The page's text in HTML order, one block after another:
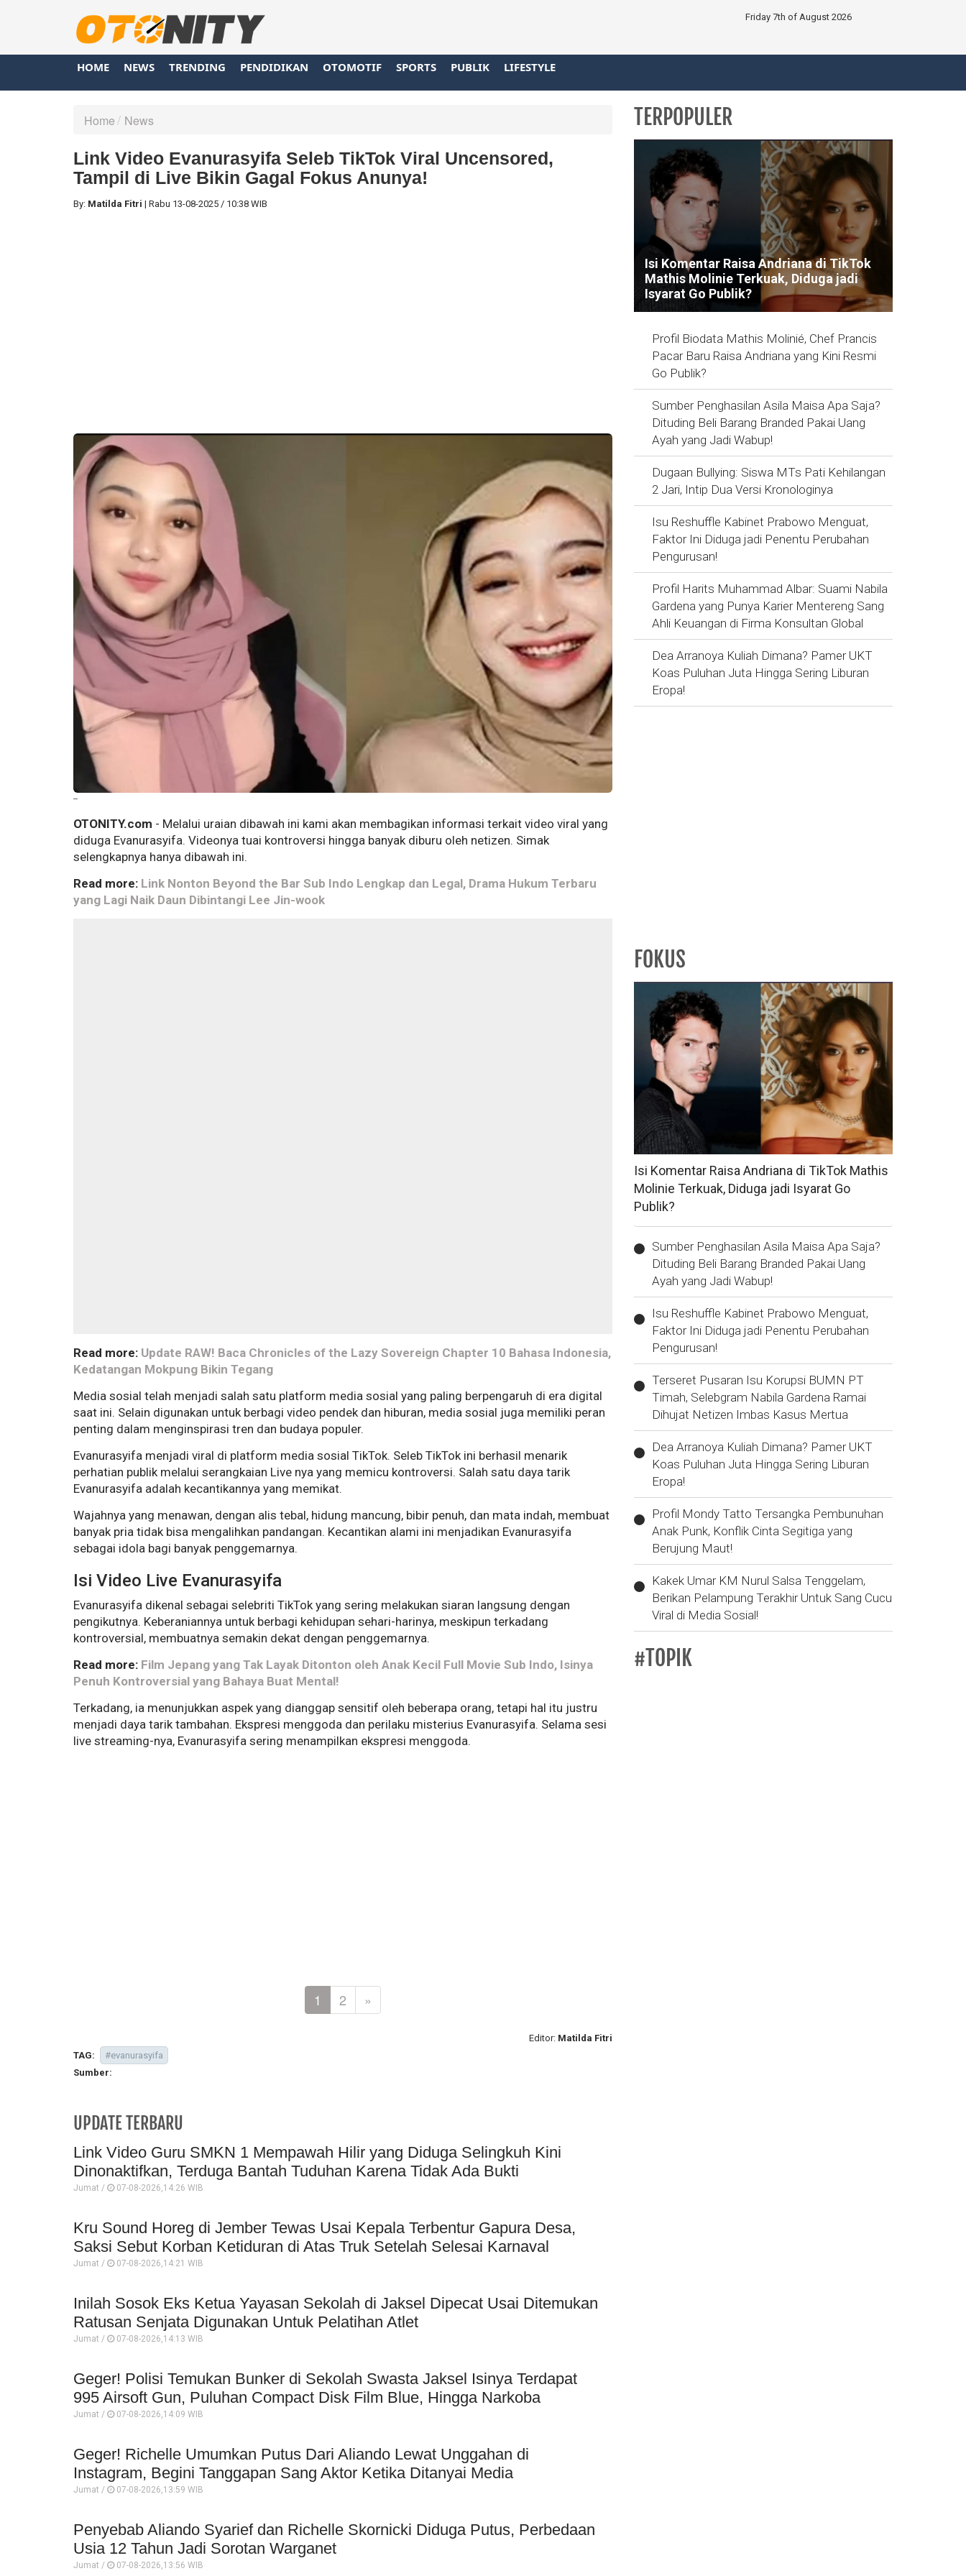
Friday 7th of August 2026
HOME NEWS TRENDING PENDIDIKAN OTOMOTIF SPORTS PUBLIK LIFESTYLE
Home News
Link Video Evanurasyifa Seleb TikTok Viral Uncensored,
Tampil di Live Bikin Gagal Fokus Anunya!
By: Matilda Fitri | Rabu 13-08-2025 / 10:38 WIB
--
OTONITY.com - Melalui uraian dibawah ini kami akan membagikan informasi terkait video viral yang
diduga Evanurasyifa. Videonya tuai kontroversi hingga banyak diburu oleh netizen. Simak
selengkapnya hanya dibawah ini.
Read more: Link Nonton Beyond the Bar Sub Indo Lengkap dan Legal, Drama Hukum Terbaru
yang Lagi Naik Daun Dibintangi Lee Jin-wook
Read more: Update RAW! Baca Chronicles of the Lazy Sovereign Chapter 10 Bahasa Indonesia,
Kedatangan Mokpung Bikin Tegang
Media sosial telah menjadi salah satu platform media sosial yang paling berpengaruh di era digital
saat ini. Selain digunakan untuk berbagi video pendek dan hiburan, media sosial juga memiliki peran
penting dalam menginspirasi tren dan budaya populer.
Evanurasyifa menjadi viral di platform media sosial TikTok. Seleb TikTok ini berhasil menarik
perhatian publik melalui serangkaian Live nya yang memicu kontroversi. Salah satu daya tarik
Evanurasyifa adalah kecantikannya yang memikat.
Wajahnya yang menawan, dengan alis tebal, hidung mancung, bibir penuh, dan mata indah, membuat
banyak pria tidak bisa mengalihkan pandangan. Kecantikan alami ini menjadikan Evanurasyifa
sebagai idola bagi banyak penggemarnya.
Isi Video Live Evanurasyifa
Evanurasyifa dikenal sebagai selebriti TikTok yang sering melakukan siaran langsung dengan
pengikutnya. Keberaniannya untuk berbagi kehidupan sehari-harinya, meskipun terkadang
kontroversial, membuatnya semakin dekat dengan penggemarnya.
Read more: Film Jepang yang Tak Layak Ditonton oleh Anak Kecil Full Movie Sub Indo, Isinya
Penuh Kontroversial yang Bahaya Buat Mental!
Terkadang, ia menunjukkan aspek yang dianggap sensitif oleh beberapa orang, tetapi hal itu justru
menjadi daya tarik tambahan. Ekspresi menggoda dan perilaku misterius Evanurasyifa. Selama sesi
live streaming-nya, Evanurasyifa sering menampilkan ekspresi menggoda.
1 2 »
Editor: Matilda Fitri
TAG:
#evanurasyifa
Sumber:
UPDATE TERBARU
Link Video Guru SMKN 1 Mempawah Hilir yang Diduga Selingkuh Kini
Dinonaktifkan, Terduga Bantah Tuduhan Karena Tidak Ada Bukti
Jumat / 07-08-2026,14:26 WIB
Kru Sound Horeg di Jember Tewas Usai Kepala Terbentur Gapura Desa,
Saksi Sebut Korban Ketiduran di Atas Truk Setelah Selesai Karnaval
Jumat / 07-08-2026,14:21 WIB
Inilah Sosok Eks Ketua Yayasan Sekolah di Jaksel Dipecat Usai Ditemukan
Ratusan Senjata Digunakan Untuk Pelatihan Atlet
Jumat / 07-08-2026,14:13 WIB
Geger! Polisi Temukan Bunker di Sekolah Swasta Jaksel Isinya Terdapat
995 Airsoft Gun, Puluhan Compact Disk Film Blue, Hingga Narkoba
Jumat / 07-08-2026,14:09 WIB
Geger! Richelle Umumkan Putus Dari Aliando Lewat Unggahan di
Instagram, Begini Tanggapan Sang Aktor Ketika Ditanyai Media
Jumat / 07-08-2026,13:59 WIB
Penyebab Aliando Syarief dan Richelle Skornicki Diduga Putus, Perbedaan
Usia 12 Tahun Jadi Sorotan Warganet
Jumat / 07-08-2026,13:56 WIB
TERPOPULER
Isi Komentar Raisa Andriana di TikTok
Mathis Molinie Terkuak, Diduga jadi
Isyarat Go Publik?
Profil Biodata Mathis Molinié, Chef Prancis
Pacar Baru Raisa Andriana yang Kini Resmi
Go Publik?
Sumber Penghasilan Asila Maisa Apa Saja?
Dituding Beli Barang Branded Pakai Uang
Ayah yang Jadi Wabup!
Dugaan Bullying: Siswa MTs Pati Kehilangan
2 Jari, Intip Dua Versi Kronologinya
Isu Reshuffle Kabinet Prabowo Menguat,
Faktor Ini Diduga jadi Penentu Perubahan
Pengurusan!
Profil Harits Muhammad Albar: Suami Nabila
Gardena yang Punya Karier Mentereng Sang
Ahli Keuangan di Firma Konsultan Global
Dea Arranoya Kuliah Dimana? Pamer UKT
Koas Puluhan Juta Hingga Sering Liburan
Eropa!
FOKUS
Isi Komentar Raisa Andriana di TikTok Mathis
Molinie Terkuak, Diduga jadi Isyarat Go
Publik?
Sumber Penghasilan Asila Maisa Apa Saja?
Dituding Beli Barang Branded Pakai Uang
Ayah yang Jadi Wabup!
Isu Reshuffle Kabinet Prabowo Menguat,
Faktor Ini Diduga jadi Penentu Perubahan
Pengurusan!
Terseret Pusaran Isu Korupsi BUMN PT
Timah, Selebgram Nabila Gardena Ramai
Dihujat Netizen Imbas Kasus Mertua
Dea Arranoya Kuliah Dimana? Pamer UKT
Koas Puluhan Juta Hingga Sering Liburan
Eropa!
Profil Mondy Tatto Tersangka Pembunuhan
Anak Punk, Konflik Cinta Segitiga yang
Berujung Maut!
Kakek Umar KM Nurul Salsa Tenggelam,
Berikan Pelampung Terakhir Untuk Sang Cucu
Viral di Media Sosial!
#TOPIK